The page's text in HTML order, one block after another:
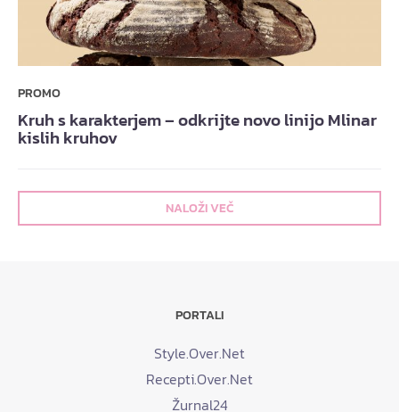
PROMO
Kruh s karakterjem – odkrijte novo linijo Mlinar
kislih kruhov
NALOŽI VEČ
PORTALI
Style.Over.Net
Recepti.Over.Net
Žurnal24